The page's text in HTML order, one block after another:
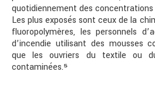
quotidiennement des concentrations
Les plus exposés sont ceux de la
fluoropolymères, les personnels
d’incendie utilisant des mousses
que les ouvriers du textile ou
contaminées.⁵